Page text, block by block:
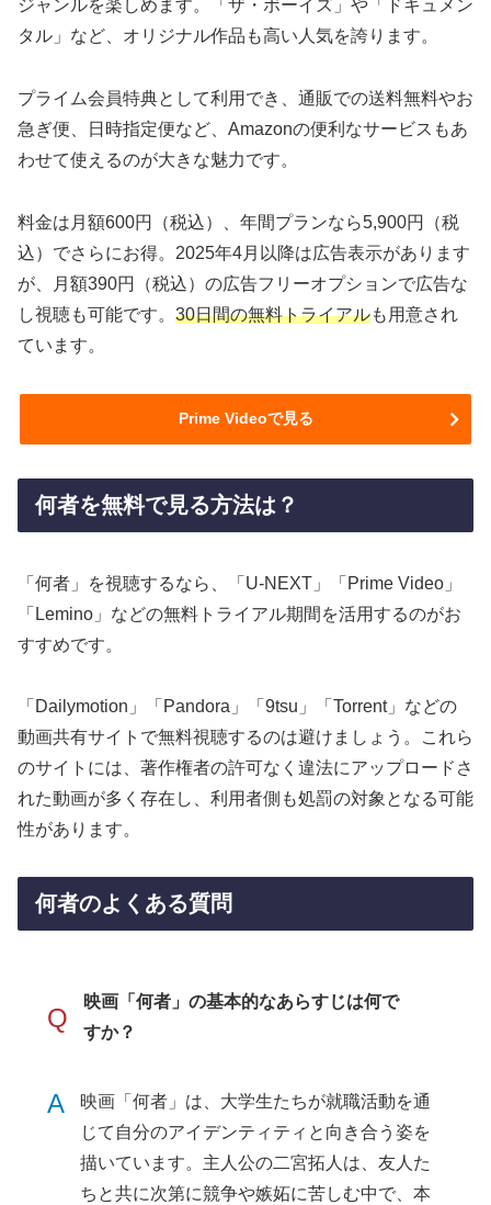
ジャンルを楽しめます。「ザ・ボーイズ」や「ドキュメン
タル」など、オリジナル作品も高い人気を誇ります。
プライム会員特典として利用でき、通販での送料無料やお
急ぎ便、日時指定便など、Amazonの便利なサービスもあ
わせて使えるのが大きな魅力です。
料金は月額600円（税込）、年間プランなら5,900円（税
込）でさらにお得。2025年4月以降は広告表示があります
が、月額390円（税込）の広告フリーオプションで広告な
し視聴も可能です。 30日間の無料トライアルも用意され
ています。
Prime Videoで見る
何者を無料で見る方法は？
「何者」を視聴するなら、「U-NEXT」「Prime Video」
「Lemino」などの無料トライアル期間を活用するのがお
すすめです。
「Dailymotion」「Pandora」「9tsu」「Torrent」などの
動画共有サイトで無料視聴するのは避けましょう。これら
のサイトには、著作権者の許可なく違法にアップロードさ
れた動画が多く存在し、利用者側も処罰の対象となる可能
性があります。
何者のよくある質問
Q
映画「何者」の基本的なあらすじは何で
すか？
A
映画「何者」は、大学生たちが就職活動を通
じて自分のアイデンティティと向き合う姿を
描いています。主人公の二宮拓人は、友人た
ちと共に次第に競争や嫉妬に苦しむ中で、本